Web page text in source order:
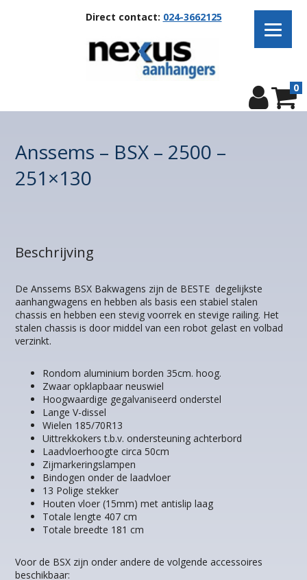
Direct contact: 024-3662125
0
Anssems – BSX – 2500 –
251×130
Beschrijving
De Anssems BSX Bakwagens zijn de BESTE degelijkste
aanhangwagens en hebben als basis een stabiel stalen
chassis en hebben een stevig voorrek en stevige railing. Het
stalen chassis is door middel van een robot gelast en volbad
verzinkt.
Rondom aluminium borden 35cm. hoog.
Zwaar opklapbaar neuswiel
Hoogwaardige gegalvaniseerd onderstel
Lange V-dissel
Wielen 185/70R13
Uittrekkokers t.b.v. ondersteuning achterbord
Laadvloerhoogte circa 50cm
Zijmarkeringslampen
Bindogen onder de laadvloer
13 Polige stekker
Houten vloer (15mm) met antislip laag
Totale lengte 407 cm
Totale breedte 181 cm
Voor de BSX zijn onder andere de volgende accessoires
beschikbaar: